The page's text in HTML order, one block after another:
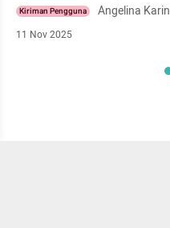
Kiriman Pengguna Angelina Karin
11 Nov 2025